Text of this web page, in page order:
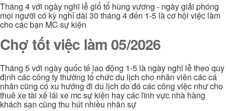
Tháng 4 với ngày nghĩ lễ giổ tổ hùng vương - ngày giải phóng
mọi người có kỳ nghỉ dài 30 tháng 4 đến 1-5 là cơ hội việc làm
cho các bạn MC sự kiện
Chợ tốt việc làm 05/2026
Tháng 5 với ngày quốc tế lao động 1-5 là ngày nghĩ lễ theo quy
định các công ty thường tổ chức du lịch cho nhân viên các cá
nhân cũng có xu hướng đi du lịch do đó các công việc như cho
thuê xe tài xế lái xe mc sự kiện hay các lĩnh vực nhà hàng
khách sạn cũng thu hút nhiều nhân sự